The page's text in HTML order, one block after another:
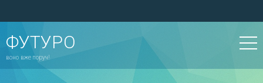
ФУТУРО
воно вже поруч!